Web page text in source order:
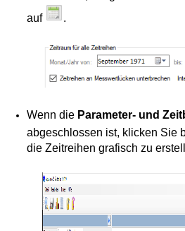
auf
.
Wenn die Parameter- und
abgeschlossen ist, klicken Sie
die Zeitreihen grafisch zu